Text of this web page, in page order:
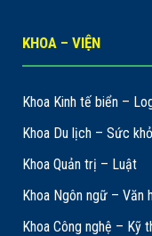
KHOA – VIỆN
Khoa Kinh tế biển –
Khoa Du lịch – Sức
Khoa Quản trị – Luật
Khoa Ngôn ngữ – Văn
Khoa Công nghệ – Kỹ